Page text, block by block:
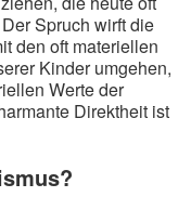
Spruch wirft die
den oft materiellen
Kinder umgehen,
Werte der
Direktheit ist